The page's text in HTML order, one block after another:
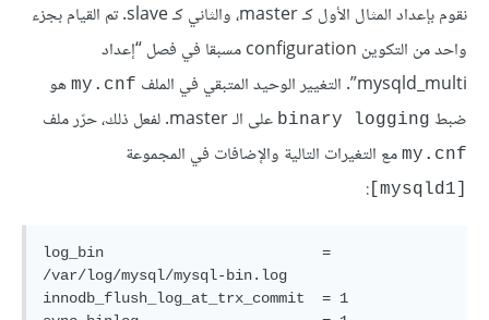
نقوم بإعداد المثال الأول كـ master، والثاني كـ slave. تم القيام بجزء
واحد من التكوين configuration مسبقا في فصل “إعداد
mysqld_multi”. التغيير الوحيد المتبقي في الملف
my.cnf هو
ضبط binary logging على الـ master. لفعل ذلك، حرّر ملف
my.cnf مع التغيرات التالية والإضافات في المجموعة
:
log_bin                    	=
/var/log/mysql/mysql-bin.log
innodb_flush_log_at_trx_commit  = 1